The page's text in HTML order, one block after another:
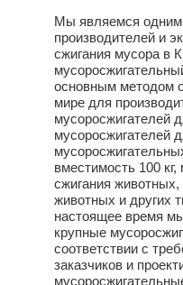
Мы являемся одним
производителей и
сжигания мусора в
основным методом
мире для
мусоросжигателей
мусоросжигателей
вместимость 100
сжигания
животных и других
настоящее время
крупные
соответствии с
заказчиков и